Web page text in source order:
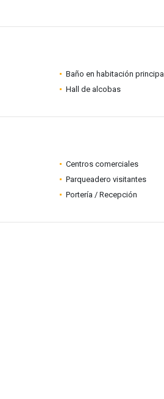
Baño en habitación principal
Hall de alcobas
Centros comerciales
Parqueadero visitantes
Portería / Recepción